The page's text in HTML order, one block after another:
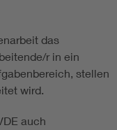
das
r in ein
stellen
wird.
auch